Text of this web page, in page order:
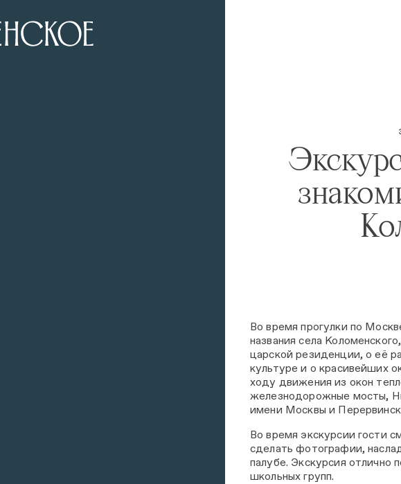
Во время прогулки по
названия села
царской резиденции, о её
культуре и о красивейших
ходу движения из окон
железнодорожные мосты,
имени Москвы и
Во время экскурсии гости
сделать фотографии,
палубе. Экскурсия отлично
школьных групп.